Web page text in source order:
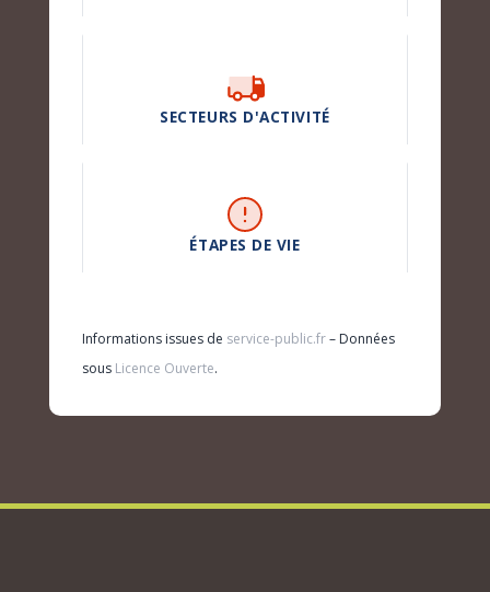
SECTEURS D'ACTIVITÉ
ÉTAPES DE VIE
Informations issues de service-public.fr– Données
sous Licence Ouverte.